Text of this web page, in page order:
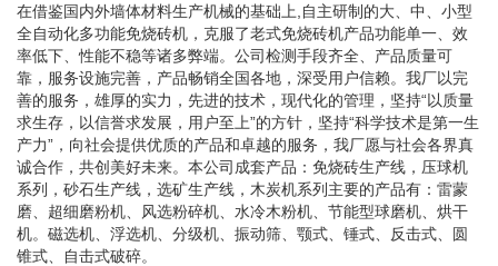
在借鉴国内外墙体材料生产机械的基础上,自主研制的大、中、小型
全自动化多功能免烧砖机，克服了老式免烧砖机产品功能单一、效
率低下、性能不稳等诸多弊端。公司检测手段齐全、产品质量可
靠，服务设施完善，产品畅销全国各地，深受用户信赖。我厂以完
善的服务，雄厚的实力，先进的技术，现代化的管理，坚持“以质量
求生存，以信誉求发展，用户至上”的方针，坚持“科学技术是第一生
产力”，向社会提供优质的产品和卓越的服务，我厂愿与社会各界真
诚合作，共创美好未来。本公司成套产品：免烧砖生产线，压球机
系列，砂石生产线，选矿生产线，木炭机系列主要的产品有：雷蒙
磨、超细磨粉机、风选粉碎机、水冷木粉机、节能型球磨机、烘干
机。磁选机、浮选机、分级机、振动筛、颚式、锤式、反击式、圆
锥式、自击式破碎。